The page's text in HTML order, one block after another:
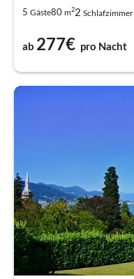
5 Gäste80 m22 Schlafzimmer
ab 277€ pro Nacht